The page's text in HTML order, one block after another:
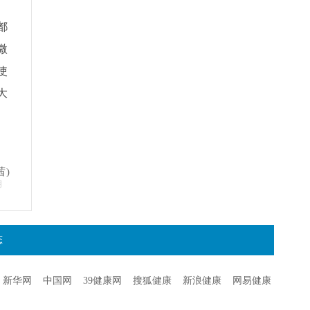
)
新华网 中国网 39健康网 搜狐健康 新浪健康
网易健康